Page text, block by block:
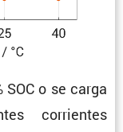
o se carga
corrientes